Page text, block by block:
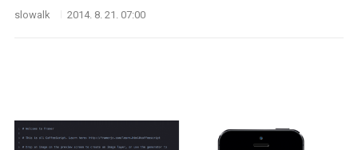
slowalk 2014. 8. 21. 07:00